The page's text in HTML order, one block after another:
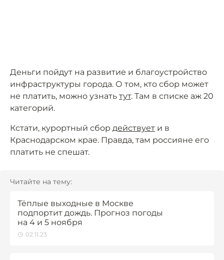
Деньги пойдут на развитие и благоустройство
инфраструктуры города. О том, кто сбор может
не платить, можно узнать тут. Там в списке аж 20
категорий.
Кстати, курортный сбор действует и в
Краснодарском крае. Правда, там россияне его
платить не спешат.
Читайте на тему:
Тёплые выходные в Москве
подпортит дождь. Прогноз погоды
на 4 и 5 ноября
02.11.23